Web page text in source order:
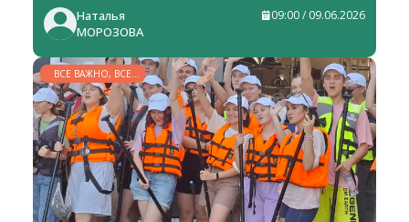
Наталья
МОРОЗОВА
09:00 / 09.06.2026
ВСЕ ВАЖНО, ВСЕ
НУЖНО